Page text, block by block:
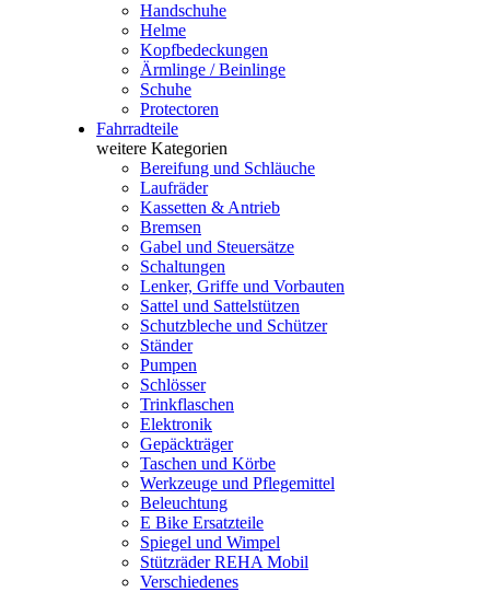
Handschuhe
Helme
Kopfbedeckungen
Ärmlinge / Beinlinge
Schuhe
Protectoren
Fahrradteile
weitere Kategorien
Bereifung und Schläuche
Laufräder
Kassetten & Antrieb
Bremsen
Gabel und Steuersätze
Schaltungen
Lenker, Griffe und Vorbauten
Sattel und Sattelstützen
Schutzbleche und Schützer
Ständer
Pumpen
Schlösser
Trinkflaschen
Elektronik
Gepäckträger
Taschen und Körbe
Werkzeuge und Pflegemittel
Beleuchtung
E Bike Ersatzteile
Spiegel und Wimpel
Stützräder REHA Mobil
Verschiedenes